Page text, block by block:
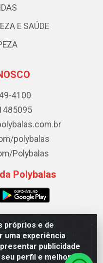
próprios e de
uma experiência
publicidade
perfil e melhorar a
E SAÚDE
4100
polybalas
Polybalas
Polybalas
Souza, 173 Galpão B -
- CEP 58.075-075 - CNPJ
61